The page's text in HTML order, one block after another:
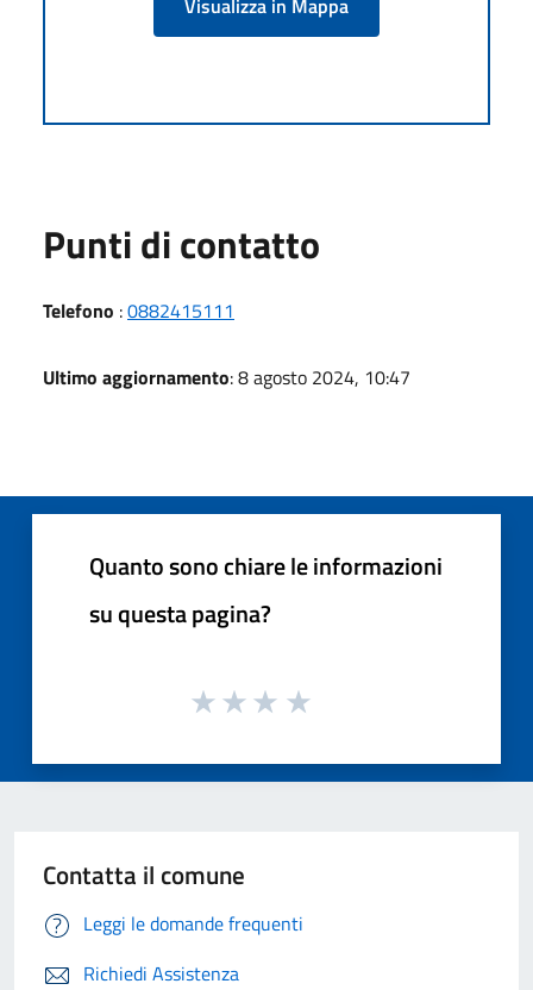
Punti di contatto
Telefono :0882415111
Ultimo aggiornamento: 8 agosto 2024, 10:47
Quanto sono chiare le informazioni
su questa pagina?
Contatta il comune
Leggi le domande frequenti
Richiedi Assistenza